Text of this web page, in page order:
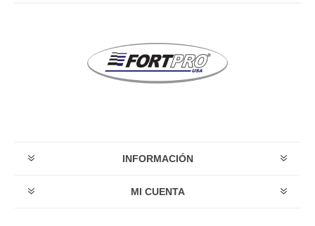
INFORMACIÓN
MI CUENTA